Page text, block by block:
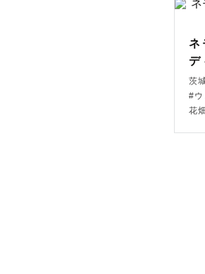
ネ
デ
茨
#ウ
花